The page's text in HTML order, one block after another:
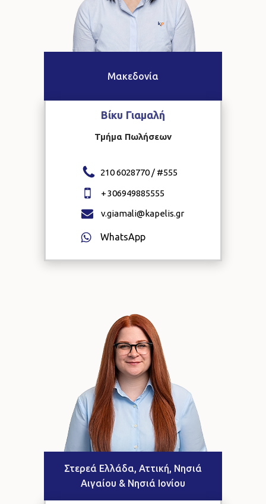
Μακεδονία
Βίκυ Γιαμαλή
Τμήμα Πωλήσεων
210 6028770 / #555
+306949885555
v.giamali@kapelis.gr
WhatsApp
Στερεά Ελλάδα, Αττική, Νησιά
Αιγαίου & Νησιά Ιονίου